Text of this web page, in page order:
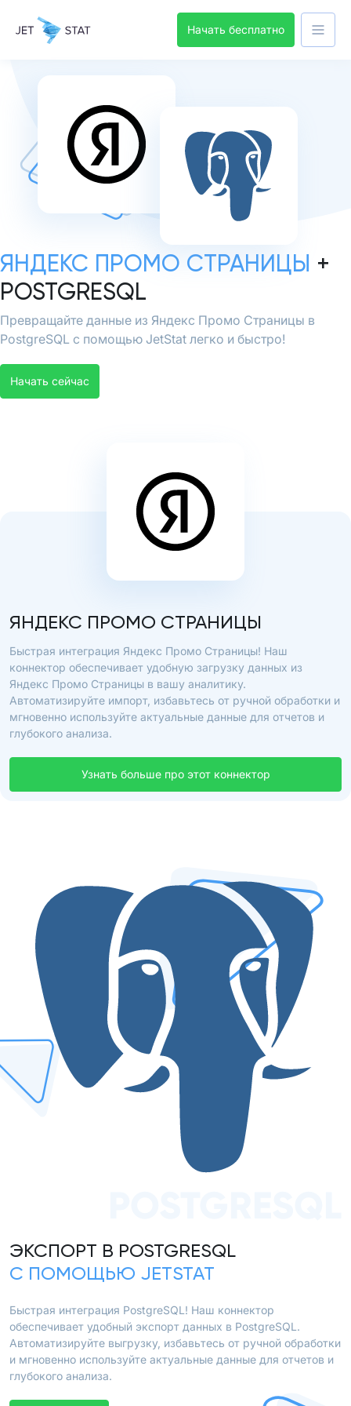
Начать бесплатно
ЯНДЕКС ПРОМО СТРАНИЦЫ +
POSTGRESQL
Превращайте данные из Яндекс Промо Страницы в
PostgreSQL с помощью JetStat легко и быстро!
Начать сейчас
ЯНДЕКС ПРОМО СТРАНИЦЫ
Быстрая интеграция Яндекс Промо Страницы! Наш
коннектор обеспечивает удобную загрузку данных из
Яндекс Промо Страницы в вашу аналитику.
Автоматизируйте импорт, избавьтесь от ручной обработки и
мгновенно используйте актуальные данные для отчетов и
глубокого анализа.
Узнать больше про этот коннектор
ЭКСПОРТ В POSTGRESQL
С ПОМОЩЬЮ JETSTAT
Быстрая интеграция PostgreSQL! Наш коннектор
обеспечивает удобный экспорт данных в PostgreSQL.
Автоматизируйте выгрузку, избавьтесь от ручной обработки
и мгновенно используйте актуальные данные для отчетов и
глубокого анализа.